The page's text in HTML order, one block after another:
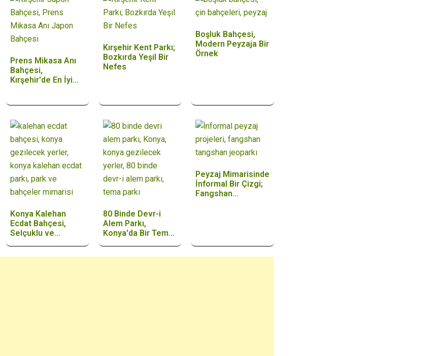
Prens Mikasa Anı
Bahçesi,
Kırşehir'de En İyi
Kırşehir Kent Parkı;
Bozkırda Yeşil Bir
Nefes
Boşluk Bahçesi,
Modern Peyzaja Bir
Örnek
Konya Kalehan
Ecdat Bahçesi,
Selçuklu ve
80 Binde Devr-i
Alem Parkı,
Konya'da Bir Tema
Peyzaj Mimarisinde
İnformal Bir Çizgi;
Fangshan…